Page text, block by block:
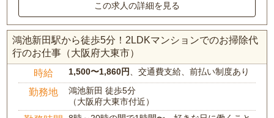
この求人の詳細を見る
鴻池新田駅から徒歩5分！2LDKマンションでのお掃除代
行のお仕事（大阪府大東市）
時給 1,500〜1,860円 、交通費支給、前払い制度あり
勤務地
鴻池新田 徒歩5分
（大阪府大東市付近）